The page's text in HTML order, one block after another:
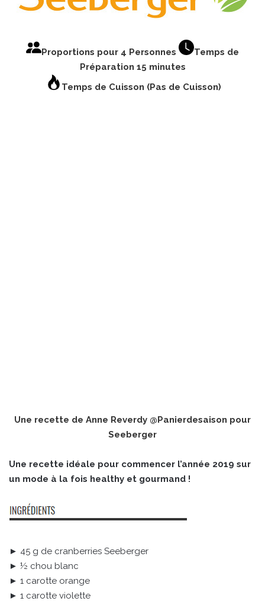
Proportions pour 4 Personnes
Temps de
Préparation 15 minutes
Temps de Cuisson (Pas de Cuisson)
Une recette de Anne Reverdy @Panierdesaison pour
Seeberger
Une recette idéale pour commencer l’année 2019 sur
un mode à la fois healthy et gourmand !
► 45 g de cranberries Seeberger
► ½ chou blanc
► 1 carotte orange
► 1 carotte violette